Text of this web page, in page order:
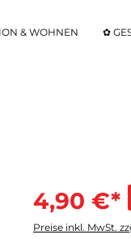
& WOHNEN ✿
4,90 €*
Preise inkl. MwSt.